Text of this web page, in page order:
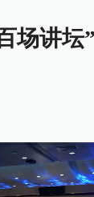
场讲坛